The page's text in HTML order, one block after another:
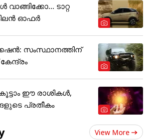
ടാറ്റ
ഓഫർ
സംസ്ഥാനത്തിന്
ഈ രാശികൾ,
പ്രതീകം
View More